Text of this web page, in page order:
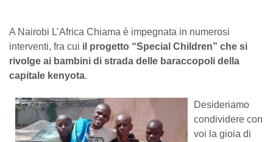
A Nairobi L’Africa Chiama è impegnata in numerosi
interventi, fra cui il progetto “Special Children” che si
rivolge ai bambini di strada delle baraccopoli della
capitale kenyota.
Desideriamo
condividere con
voi la gioia di